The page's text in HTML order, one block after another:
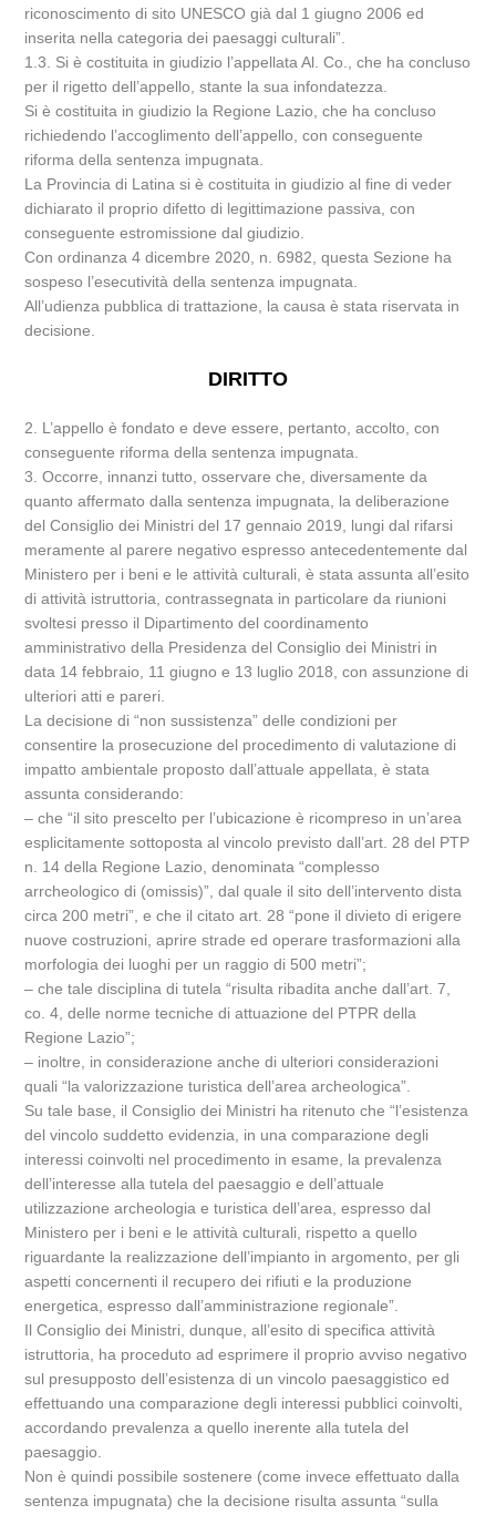
riconoscimento di sito UNESCO già dal 1 giugno 2006 ed
inserita nella categoria dei paesaggi culturali”.
1.3. Si è costituita in giudizio l’appellata Al. Co., che ha concluso
per il rigetto dell’appello, stante la sua infondatezza.
Si è costituita in giudizio la Regione Lazio, che ha concluso
richiedendo l’accoglimento dell’appello, con conseguente
riforma della sentenza impugnata.
La Provincia di Latina si è costituita in giudizio al fine di veder
dichiarato il proprio difetto di legittimazione passiva, con
conseguente estromissione dal giudizio.
Con ordinanza 4 dicembre 2020, n. 6982, questa Sezione ha
sospeso l’esecutività della sentenza impugnata.
All’udienza pubblica di trattazione, la causa è stata riservata in
decisione.
DIRITTO
2. L’appello è fondato e deve essere, pertanto, accolto, con
conseguente riforma della sentenza impugnata.
3. Occorre, innanzi tutto, osservare che, diversamente da
quanto affermato dalla sentenza impugnata, la deliberazione
del Consiglio dei Ministri del 17 gennaio 2019, lungi dal rifarsi
meramente al parere negativo espresso antecedentemente dal
Ministero per i beni e le attività culturali, è stata assunta all’esito
di attività istruttoria, contrassegnata in particolare da riunioni
svoltesi presso il Dipartimento del coordinamento
amministrativo della Presidenza del Consiglio dei Ministri in
data 14 febbraio, 11 giugno e 13 luglio 2018, con assunzione di
ulteriori atti e pareri.
La decisione di “non sussistenza” delle condizioni per
consentire la prosecuzione del procedimento di valutazione di
impatto ambientale proposto dall’attuale appellata, è stata
assunta considerando:
– che “il sito prescelto per l’ubicazione è ricompreso in un’area
esplicitamente sottoposta al vincolo previsto dall’art. 28 del PTP
n. 14 della Regione Lazio, denominata “complesso
arrcheologico di (omissis)”, dal quale il sito dell’intervento dista
circa 200 metri”, e che il citato art. 28 “pone il divieto di erigere
nuove costruzioni, aprire strade ed operare trasformazioni alla
morfologia dei luoghi per un raggio di 500 metri”;
– che tale disciplina di tutela “risulta ribadita anche dall’art. 7,
co. 4, delle norme tecniche di attuazione del PTPR della
Regione Lazio”;
– inoltre, in considerazione anche di ulteriori considerazioni
quali “la valorizzazione turistica dell’area archeologica”.
Su tale base, il Consiglio dei Ministri ha ritenuto che “l’esistenza
del vincolo suddetto evidenzia, in una comparazione degli
interessi coinvolti nel procedimento in esame, la prevalenza
dell’interesse alla tutela del paesaggio e dell’attuale
utilizzazione archeologia e turistica dell’area, espresso dal
Ministero per i beni e le attività culturali, rispetto a quello
riguardante la realizzazione dell’impianto in argomento, per gli
aspetti concernenti il recupero dei rifiuti e la produzione
energetica, espresso dall’amministrazione regionale”.
Il Consiglio dei Ministri, dunque, all’esito di specifica attività
istruttoria, ha proceduto ad esprimere il proprio avviso negativo
sul presupposto dell’esistenza di un vincolo paesaggistico ed
effettuando una comparazione degli interessi pubblici coinvolti,
accordando prevalenza a quello inerente alla tutela del
paesaggio.
Non è quindi possibile sostenere (come invece effettuato dalla
sentenza impugnata) che la decisione risulta assunta “sulla